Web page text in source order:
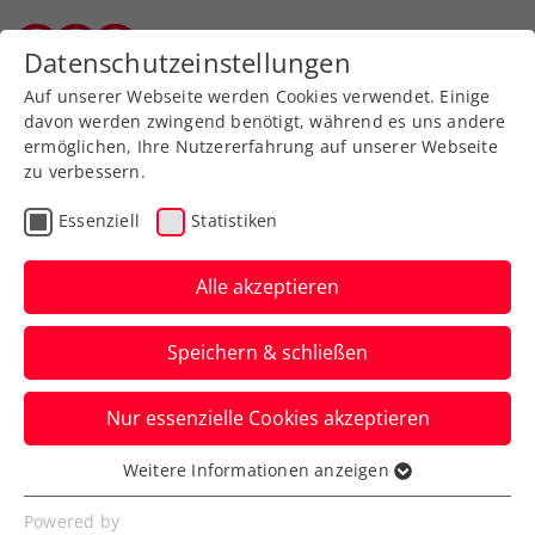
Zurück zur Newsübersicht
Campus & Profis
US-Open: Julia Grabher
rutscht in die Quali
hinein
Erfreuliche news für Julia Grabher: Die
Dornbirnerin ist in die Qualifikation für
die US-Open hineingerutscht.
Verfasst von: Gerhard Nenning, 16.08.2019
Datenschutzeinstellungen
Auf unserer Webseite werden Cookies verwendet. Einige
davon werden zwingend benötigt, während es uns andere
ermöglichen, Ihre Nutzererfahrung auf unserer Webseite
zu verbessern.
Essenziell Statistiken
Alle akzeptieren
Speichern & schließen
Nur essenzielle Cookies akzeptieren
Essenziell
Essenzielle Cookies werden für grundlegende
Weitere Informationen anzeigen
Powered by